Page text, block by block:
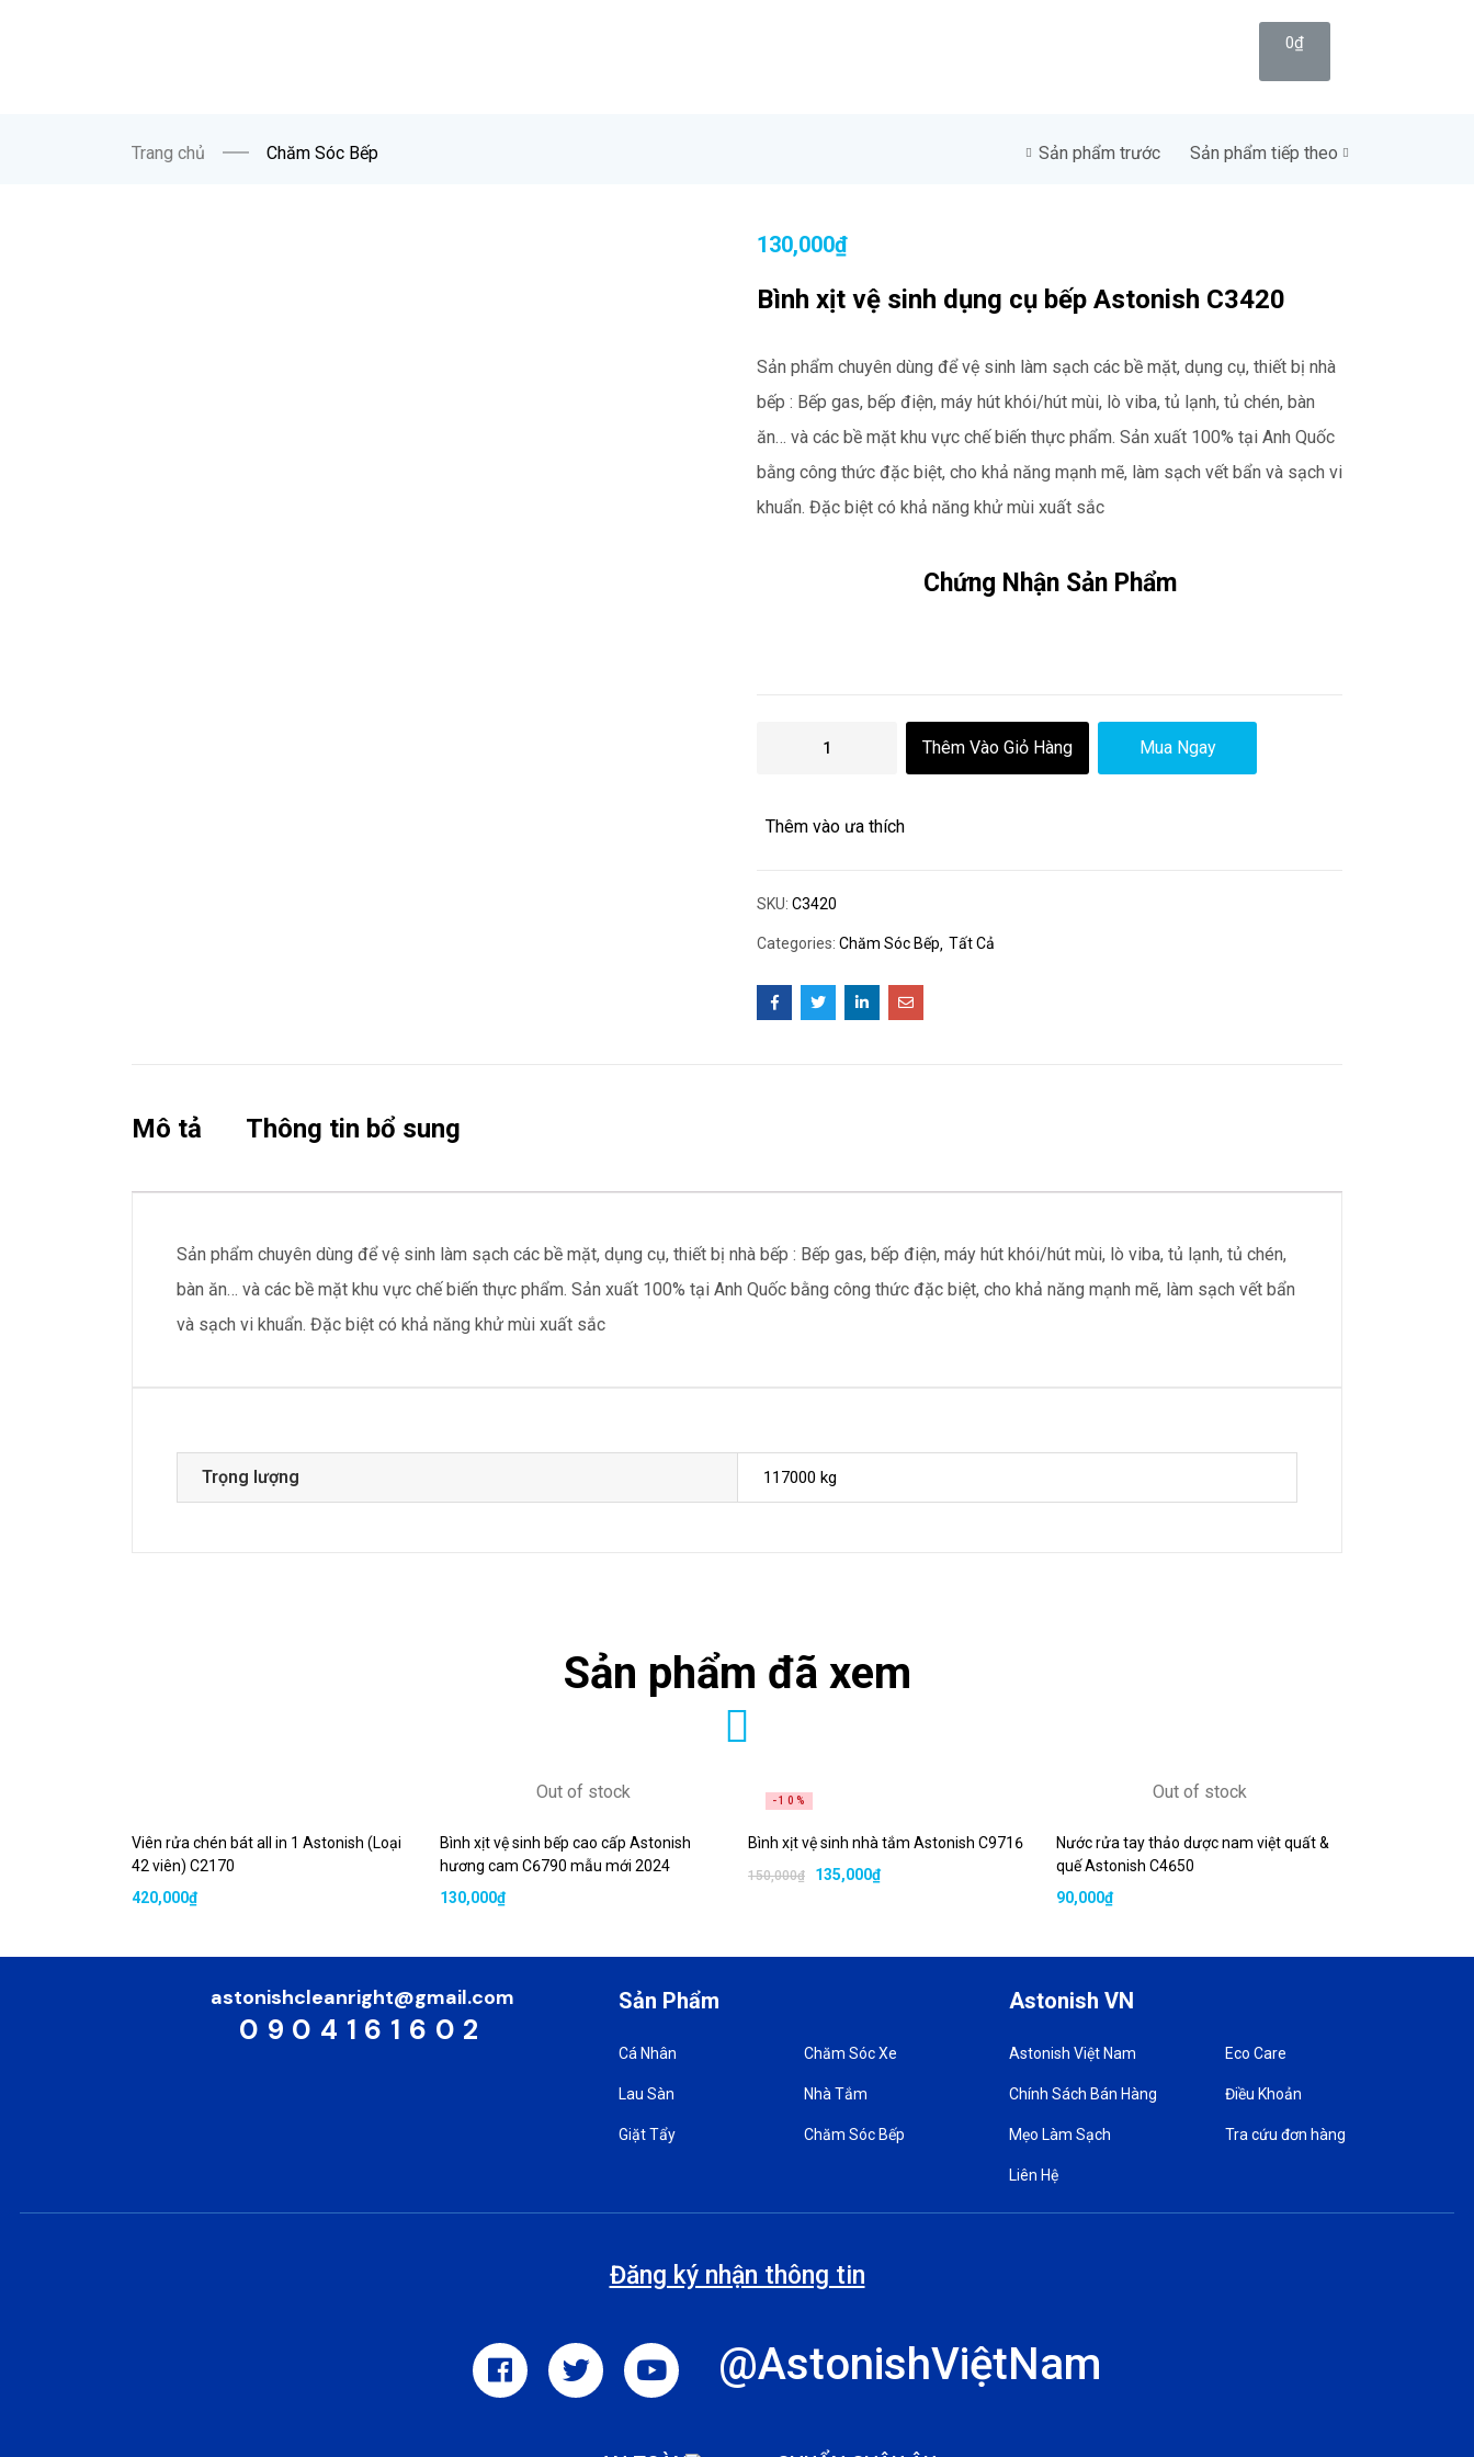
0₫
Trang chủ Chăm Sóc Bếp Sản phẩm trước Sản phẩm tiếp theo
130,000₫
Bình xịt vệ sinh dụng cụ bếp Astonish C3420
Sản phẩm chuyên dùng để vệ sinh làm sạch các bề mặt, dụng cụ, thiết bị nhà
bếp : Bếp gas, bếp điện, máy hút khói/hút mùi, lò viba, tủ lạnh, tủ chén, bàn
ăn… và các bề mặt khu vực chế biến thực phẩm. Sản xuất 100% tại Anh Quốc
bằng công thức đặc biệt, cho khả năng mạnh mẽ, làm sạch vết bẩn và sạch vi
khuẩn. Đặc biệt có khả năng khử mùi xuất sắc
Chứng Nhận Sản Phẩm
Thêm Vào Giỏ Hàng Mua Ngay
Thêm vào ưa thích
SKU: C3420
Categories: Chăm Sóc Bếp Tất Cả
Mô tả Thông tin bổ sung
Sản phẩm chuyên dùng để vệ sinh làm sạch các bề mặt, dụng cụ, thiết bị nhà bếp : Bếp gas, bếp điện, máy hút khói/hút mùi, lò viba, tủ lạnh, tủ chén,
bàn ăn… và các bề mặt khu vực chế biến thực phẩm. Sản xuất 100% tại Anh Quốc bằng công thức đặc biệt, cho khả năng mạnh mẽ, làm sạch vết bẩn
và sạch vi khuẩn. Đặc biệt có khả năng khử mùi xuất sắc
Trọng lượng 117000 kg
Sản phẩm đã xem
Viên rửa chén bát all in 1 Astonish (Loại
42 viên) C2170
420,000₫
Out of stock
Bình xịt vệ sinh bếp cao cấp Astonish
hương cam C6790 mẫu mới 2024
130,000₫
-10%
Bình xịt vệ sinh nhà tắm Astonish C9716
150,000₫ 135,000₫
Out of stock
Nước rửa tay thảo dược nam việt quất &
quế Astonish C4650
90,000₫
astonishcleanright@gmail.com
0904161602
Sản Phẩm
Cá Nhân
Lau Sàn
Giặt Tẩy
Chăm Sóc Xe
Nhà Tắm
Chăm Sóc Bếp
Astonish VN
Astonish Việt Nam
Chính Sách Bán Hàng
Mẹo Làm Sạch
Liên Hệ
Eco Care
Điều Khoản
Tra cứu đơn hàng
Đăng ký nhận thông tin
@AstonishViệtNam